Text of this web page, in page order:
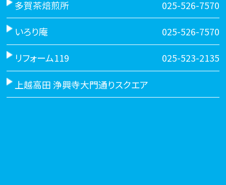
多賀茶焙煎所 025-526-7570
いろり庵 025-526-7570
リフォーム119 025-523-2135
上越高田 浄興寺大門通りスクエア